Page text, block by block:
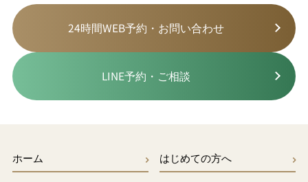
24時間WEB予約・お問い合わせ
LINE予約・ご相談
ホーム はじめての方へ